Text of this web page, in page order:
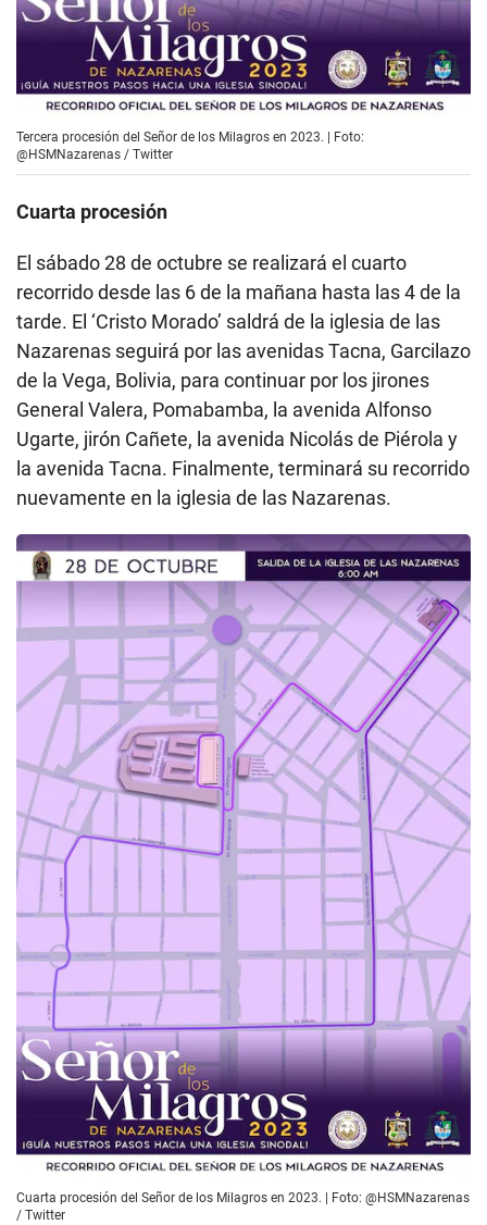
Tercera procesión del Señor de los Milagros en 2023. | Foto:
@HSMNazarenas / Twitter
Cuarta procesión
El sábado 28 de octubre se realizará el cuarto
recorrido desde las 6 de la mañana hasta las 4 de la
tarde. El ‘Cristo Morado’ saldrá de la iglesia de las
Nazarenas seguirá por las avenidas Tacna, Garcilazo
de la Vega, Bolivia, para continuar por los jirones
General Valera, Pomabamba, la avenida Alfonso
Ugarte, jirón Cañete, la avenida Nicolás de Piérola y
la avenida Tacna. Finalmente, terminará su recorrido
nuevamente en la iglesia de las Nazarenas.
Cuarta procesión del Señor de los Milagros en 2023. | Foto: @HSMNazarenas
/ Twitter